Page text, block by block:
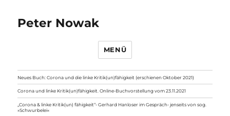
Peter Nowak
MENÜ
Neues Buch: Corona und die linke Kritik(un)fähigkeit (erschienen Oktober 2021)
Corona und linke Kritik(un)fähigkeit. Online-Buchvorstellung vom 23.11.2021
„Corona & linke Kritik(un) fähigkeit“- Gerhard Hanloser im Gespräch- jenseits von sog.
»Schwurbelei«